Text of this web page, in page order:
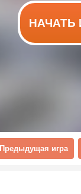
НАЧАТЬ
Предыдущая игра